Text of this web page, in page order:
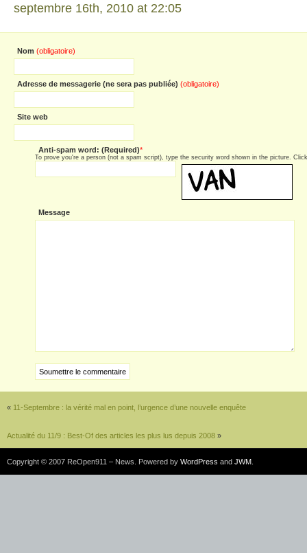
septembre 16th, 2010 at 22:05
Nom (obligatoire)
Adresse de messagerie (ne sera pas publiée) (obligatoire)
Site web
Anti-spam word: (Required)*
To prove you're a person (not a spam script), type the security word shown in the picture.
Message
« 11-Septembre : la vérité mal en point, l’urgence d’une nouvelle enquête
Actualité du 11/9 : Best-Of des articles les plus lus depuis 2008 »
Copyright © 2007 ReOpen911 – News. Powered by WordPress and JWM